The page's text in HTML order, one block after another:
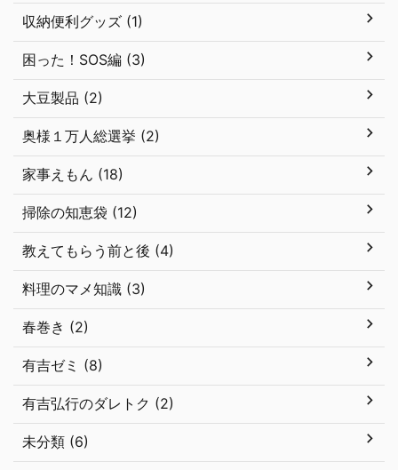
収納便利グッズ (1)
困った！SOS編 (3)
大豆製品 (2)
奥様１万人総選挙 (2)
家事えもん (18)
掃除の知恵袋 (12)
教えてもらう前と後 (4)
料理のマメ知識 (3)
春巻き (2)
有吉ゼミ (8)
有吉弘行のダレトク (2)
未分類 (6)